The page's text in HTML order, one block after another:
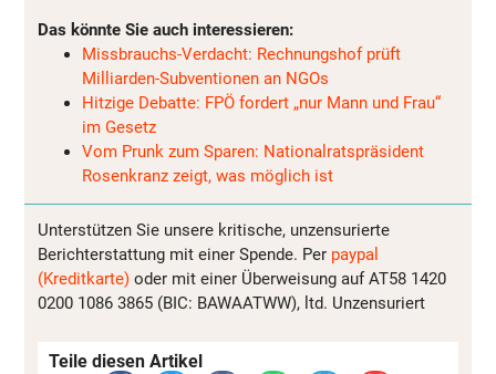
Das könnte Sie auch interessieren:
Missbrauchs-Verdacht: Rechnungshof prüft
Milliarden-Subventionen an NGOs
Hitzige Debatte: FPÖ fordert „nur Mann und Frau“
im Gesetz
Vom Prunk zum Sparen: Nationalratspräsident
Rosenkranz zeigt, was möglich ist
Unterstützen Sie unsere kritische, unzensurierte
Berichterstattung mit einer Spende. Per paypal
(Kreditkarte) oder mit einer Überweisung auf AT58 1420
0200 1086 3865 (BIC: BAWAATWW), ltd. Unzensuriert
Teile diesen Artikel